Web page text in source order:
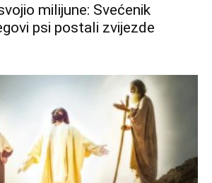
milijune: Svećenik
psi postali zvijezde